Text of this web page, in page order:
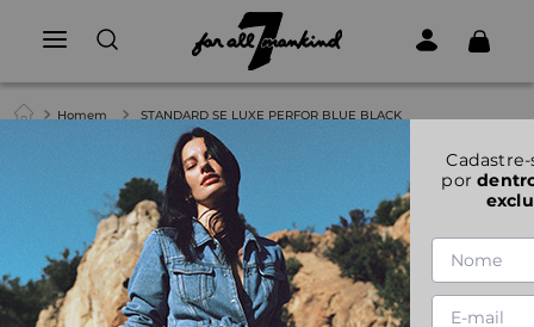
Homem STANDARD SE LUXE PERFOR BLUE BLACK
STANDARD SE LUXE PERFOR BLUE BLACK
29 30 31 32 33 34 36 38 40
por